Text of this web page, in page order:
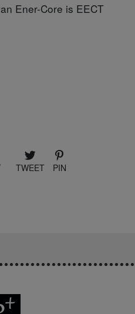
Ener-Core is EECT
TWEET PIN